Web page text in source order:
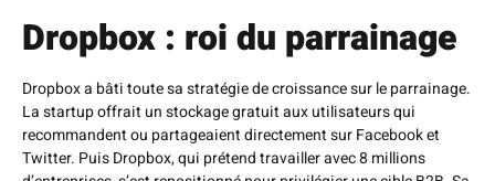
Dropbox : roi du parrainage
Dropbox a bâti toute sa stratégie de croissance sur le parrainage.
La startup offrait un stockage gratuit aux utilisateurs qui
recommandent ou partageaient directement sur Facebook et
Twitter. Puis Dropbox, qui prétend travailler avec 8 millions